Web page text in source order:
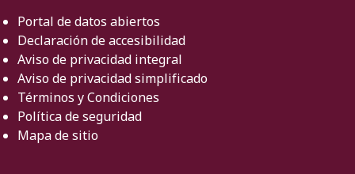
Portal de datos abiertos
Declaración de accesibilidad
Aviso de privacidad integral
Aviso de privacidad simplificado
Términos y Condiciones
Política de seguridad
Mapa de sitio